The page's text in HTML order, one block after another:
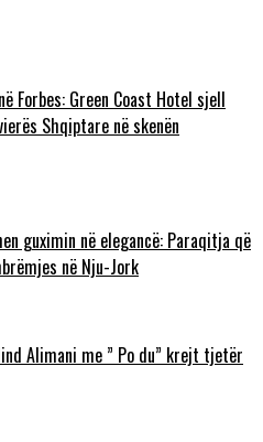
Forbes: Green Coast Hotel sjell
Shqiptare në skenën
guximin në elegancë: Paraqitja që
në Nju-Jork
Alimani me ” Po du” krejt tjetër